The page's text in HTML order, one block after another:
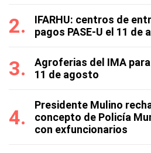
IFARHU: centros de
pagos PASE-U el 11 de
Agroferias del IMA
11 de agosto
Presidente Mulino
concepto de Policía
con exfuncionarios